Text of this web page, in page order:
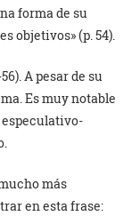
forma de su
objetivos» (p. 54).
A pesar de su
Es muy notable
especulativo-
más
en esta frase: